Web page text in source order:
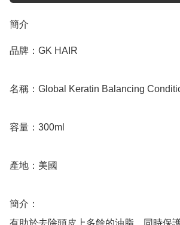
簡介
品牌：GK HAIR
名稱：Global Keratin Balancing
容量：300ml
產地：美國
簡介：